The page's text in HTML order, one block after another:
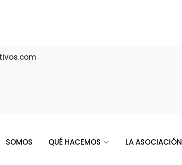
SOMOS QUÉ HACEMOS LA ASOCIACIÓN